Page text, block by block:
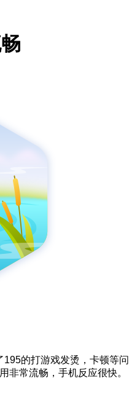
的打游戏发烫，卡顿等问
非常流畅，手机反应很快。